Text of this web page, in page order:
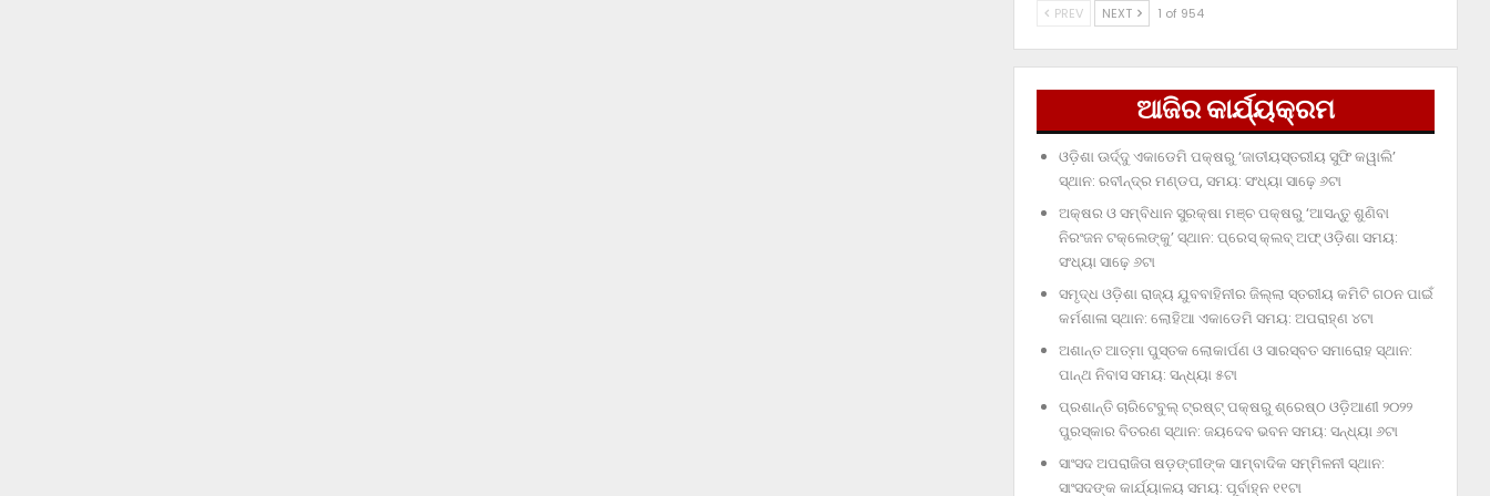
PREV NEXT 1 of 954
ଆଜିର କାର୍ଯ୍ୟକ୍ରମ
ଓଡ଼ିଶା ଊର୍ଦ୍ଦୁ ଏକାଡେମି ପକ୍ଷରୁ ‘ଜାତୀୟସ୍ତରୀୟ ସୁଫି କୱାଲି’
ସ୍ଥାନ: ରବୀନ୍ଦ୍ର ମଣ୍ଡପ, ସମୟ: ସଂଧ୍ୟା ସାଢ଼େ ୬ଟା
ଅକ୍ଷର ଓ ସମ୍ବିଧାନ ସୁରକ୍ଷା ମଞ୍ଚ ପକ୍ଷରୁ ‘ଆସନ୍ତୁ ଶୁଣିବା
ନିରଂଜନ ଟକ୍‌ଲେଙ୍କୁ’ ସ୍ଥାନ: ପ୍ରେସ୍‌ କ୍ଲବ୍‌ ଅଫ୍‌ ଓଡ଼ିଶା ସମୟ:
ସଂଧ୍ୟା ସାଢ଼େ ୬ଟା
ସମୃଦ୍ଧ ଓଡ଼ିଶା ରାଜ୍ୟ ଯୁବବାହିନୀର ଜିଲ୍ଲା ସ୍ତରୀୟ କମିଟି ଗଠନ ପାଇଁ
କର୍ମଶାଳା ସ୍ଥାନ: ଲୋହିଆ ଏକାଡେମି ସମୟ: ଅପରାହ୍‌ଣ ୪ଟା
ଅଶାନ୍ତ ଆତ୍ମା ପୁସ୍ତକ ଲୋକାର୍ପଣ ଓ ସାରସ୍ବତ ସମାରୋହ ସ୍ଥାନ:
ପାନ୍ଥ ନିବାସ ସମୟ: ସନ୍ଧ୍ୟା ୫ଟା
ପ୍ରଶାନ୍ତି ଚାରିଟେବୁଲ୍‌ ଟ୍ରଷ୍ଟ୍‌ ପକ୍ଷରୁ ଶ୍ରେଷ୍ଠ ଓଡ଼ିଆଣୀ ୨୦୨୨
ପୁରସ୍କାର ବିତରଣ ସ୍ଥାନ: ଜୟଦେବ ଭବନ ସମୟ: ସନ୍ଧ୍ୟା ୬ଟା
ସାଂସଦ ଅପରାଜିତା ଷଡ଼ଙ୍ଗୀଙ୍କ ସାମ୍ବାଦିକ ସମ୍ମିଳନୀ ସ୍ଥାନ:
ସାଂସଦଙ୍କ କାର୍ଯ୍ୟାଳୟ ସମୟ: ପୂର୍ବାହ୍ନ ୧୧ଟା